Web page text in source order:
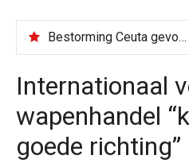
Bestorming Ceuta gevolg van op sociale media verspreide hoax?
Internationaal
wapenhandel
goede richting”